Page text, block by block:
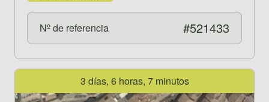
Nº de referencia #521433
Ver propiedad 5214343 días, 6 horas, 7 minutos